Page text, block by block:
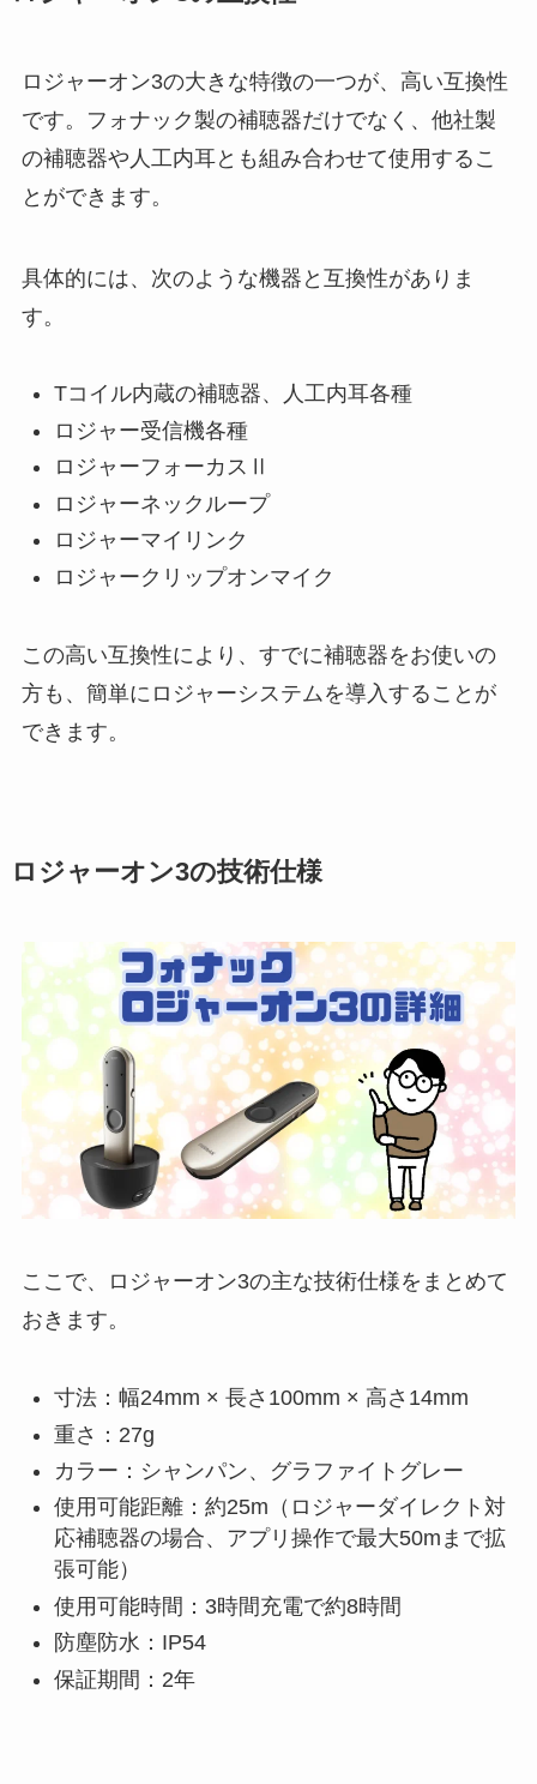
ロジャーオン3の大きな特徴の一つが、高い互換性
です。フォナック製の補聴器だけでなく、他社製
の補聴器や人工内耳とも組み合わせて使用するこ
とができます。
具体的には、次のような機器と互換性がありま
す。
Tコイル内蔵の補聴器、人工内耳各種
ロジャー受信機各種
ロジャーフォーカスⅡ
ロジャーネックループ
ロジャーマイリンク
ロジャークリップオンマイク
この高い互換性により、すでに補聴器をお使いの
方も、簡単にロジャーシステムを導入することが
できます。
ロジャーオン3の技術仕様
ここで、ロジャーオン3の主な技術仕様をまとめて
おきます。
寸法：幅24mm × 長さ100mm × 高さ14mm
重さ：27g
カラー：シャンパン、グラファイトグレー
使用可能距離：約25m（ロジャーダイレクト対
応補聴器の場合、アプリ操作で最大50mまで拡
張可能）
使用可能時間：3時間充電で約8時間
防塵防水：IP54
保証期間：2年